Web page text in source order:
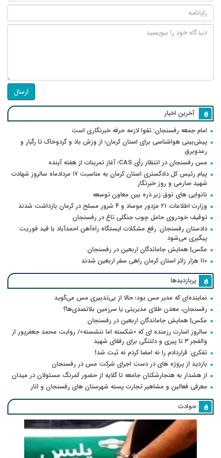
ارسال
آخرین اخبار
امام جمعه رفسنجان: تقوا لازمه حرفه خبرنگاری است
پیش‌بینی هواشناسی برای استان کرمان؛ از وزش باد و گردوخاک تا رگبار و
رعدوبرق
مس رفسنجان در انتظار رأی CAS؛ آغاز تمرینات از هفته آینده
پیام رئیس کل دادگستری استان کرمان به مناسبت ۱۷ مردادماه سالروز شهادت
شهید صارمی و روز خبرنگار
نانوایی های نوق زیر ذره بین معاون توسعه
وزارت اطلاعات: ۲۱ مزدور موساد و ۴ شرور مسلح در کرمان بازداشت شدند
توقیف خودروی حامل چوب جنگلی تاغ در رفسنجان
دادستان رفسنجان: رفع مشکلات ایستگاه راه‌آهن احمدآباد با قید فوریت
پیگیری می‌شود
عکس| همایش جاماندگان اربعین در رفسنجان
۱۱۰ هزار زائر استان کرمان راهی سفر اربعین شدند
پربازدیدها
نماینده‌ای که مدیر مس بود؛ حالا از بی‌تدبیری مس می‌گوید
رفسنجان، معدن طلای مدیریتی یا سرزمین بلاتصدی‌ها؟
عکس| همایش جاماندگان اربعین در رفسنجان
سالروز اسارت رزمنده ای که «شکسته اما ننشسته»/ روایت محمد جعفرپور از
والفجر ۳ تا پیری و دلتنگی برای رفقای شهید
تفکری: قراردادم را نه امضا کردم نه ثبت شد!
بازدید از پروژه های در دست اجرای شرکت مس در رفسنجان
از هشدار به هنجارشکنان جامعه تا گلایه از حضور کمرنگ مسئولان در میدان
معرفی فعالین و مشاهیر تجارت پسته شهرستان های رفسنجان و انار
حوادث